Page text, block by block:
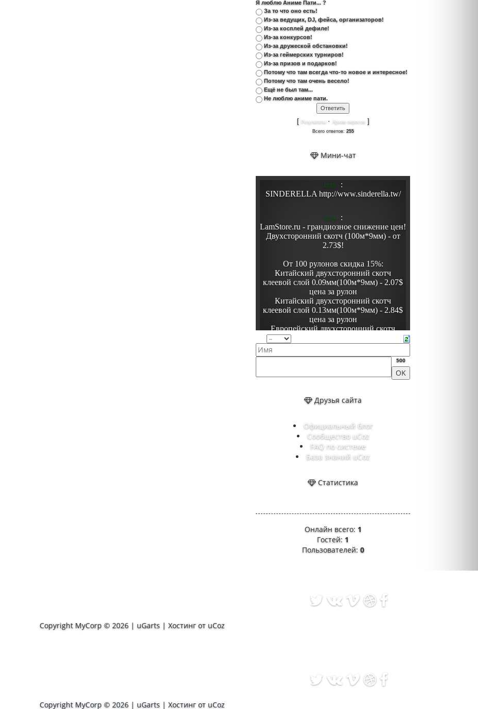
Я люблю Аниме Пати... ?
За то что оно есть!
Из-за ведущих, DJ, фейса, организаторов!
Из-за косплей дефиле!
Из-за конкурсов!
Из-за дружеской обстановки!
Из-за геймерских турниров!
Из-за призов и подарков!
Потому что там всегда что-то новое и интересное!
Потому что там очень весело!
Ещё не был там...
Не люблю аниме пати.
[ Результаты · Архив опросов]
Всего ответов: 255
Мини-чат
500
Друзья сайта
Официальный блог
Сообщество uCoz
FAQ по системе
База знаний uCoz
Статистика
Онлайн всего: 1
Гостей: 1
Пользователей:0
Copyright MyCorp © 2026 | uGarts | Хостинг от uCoz
Copyright MyCorp © 2026 | uGarts | Хостинг от uCoz